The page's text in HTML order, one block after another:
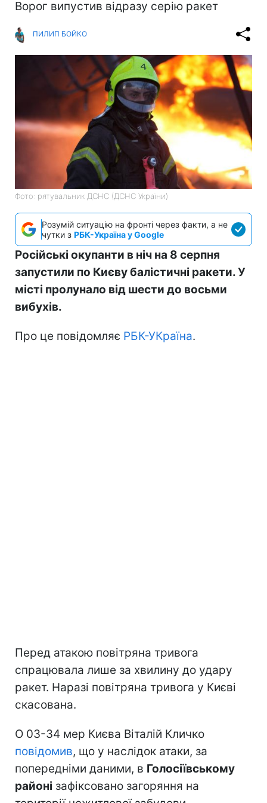
Ворог випустив відразу серію ракет
ПИЛИП БОЙКО
Фото: рятувальник ДСНС (ДСНС України)
Розумій ситуацію на фронті через факти, а не
чутки з РБК-Україна у Google
Російські окупанти в ніч на 8 серпня
запустили по Києву балістичні ракети. У
місті пролунало від шести до восьми
вибухів.
Про це повідомляє РБК-УКраїна.
Перед атакою повітряна тривога
спрацювала лише за хвилину до удару
ракет. Наразі повітряна тривога у Києві
скасована.
О 03-34 мер Києва Віталій Кличко
повідомив, що у наслідок атаки, за
попередніми даними, в Голосіївському
районі зафіксовано загоряння на